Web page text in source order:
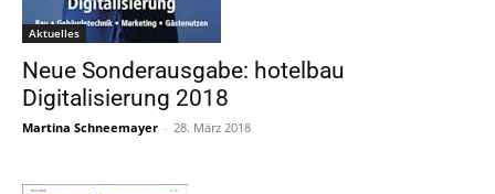
Aktuelles
Neue Sonderausgabe: hotelbau
Digitalisierung 2018
Martina Schneemayer - 28. März 2018